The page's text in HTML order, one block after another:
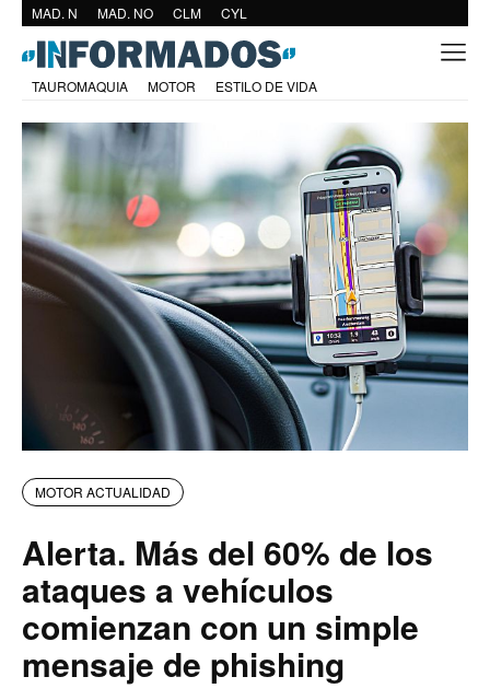
MAD. N MAD. NO CLM CYL
TAUROMAQUIA MOTOR ESTILO DE VIDA
MOTOR ACTUALIDAD
Alerta. Más del 60% de los
ataques a vehículos
comienzan con un simple
mensaje de phishing